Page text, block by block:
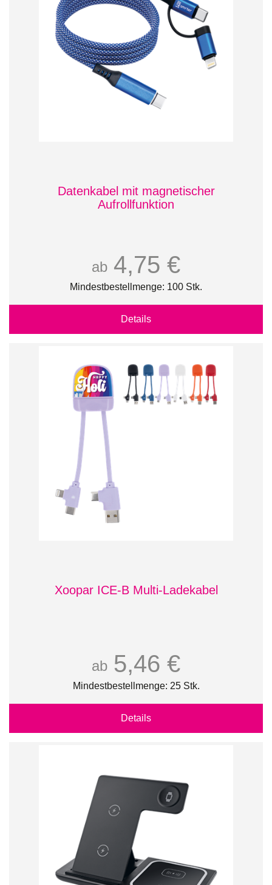
Datenkabel mit magnetischer
Aufrollfunktion
ab 4,75 €
Mindestbestellmenge: 100 Stk.
Details
Xoopar ICE-B Multi-Ladekabel
ab 5,46 €
Mindestbestellmenge: 25 Stk.
Details